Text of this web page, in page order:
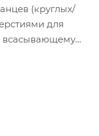
(круглых/
для
всасывающему